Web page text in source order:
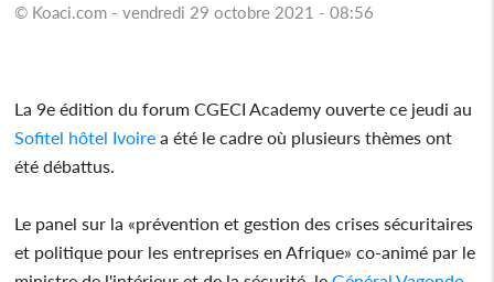
© Koaci.com - vendredi 29 octobre 2021 - 08:56
La 9e édition du forum CGECI Academy ouverte ce jeudi au
Sofitel hôtel Ivoire a été le cadre où plusieurs thèmes ont
été débattus.
Le panel sur la «prévention et gestion des crises sécuritaires
et politique pour les entreprises en Afrique» co-animé par le